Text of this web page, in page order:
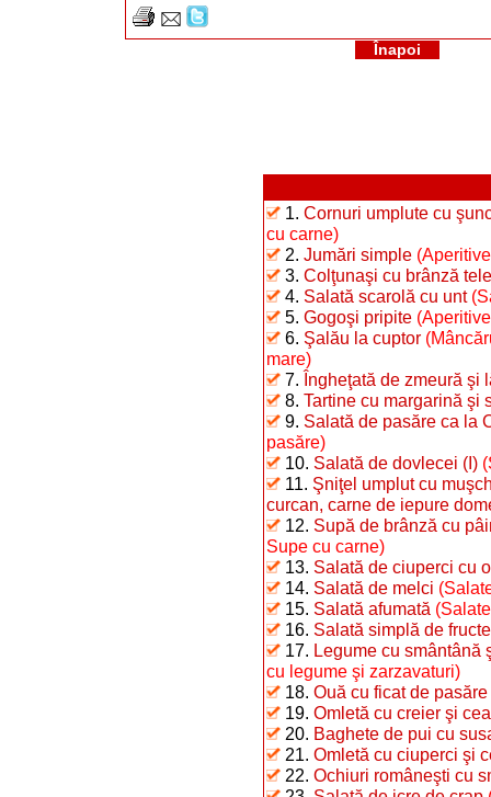
Înapoi
1. Cornuri umplute cu
cu carne)
2. Jumări simple
3. Colţunaşi cu brânză
4. Salată scarolă cu unt
5. Gogoşi pripite
6. Şalău la cuptor
mare)
7. Îngheţată de zmeură şi
8. Tartine cu margarină şi
9. Salată de pasăre ca la
pasăre)
10. Salată de dovlecei (I)
11. Şniţel umplut cu
curcan, carne de iepure
12. Supă de brânză cu
Supe cu carne)
13. Salată de ciuperci cu
14. Salată de melci
15. Salată afumată
16. Salată simplă de fructe
17. Legume cu smântână
cu legume şi zarzavaturi)
18. Ouă cu ficat de pasăre
19. Omletă cu creier şi
20. Baghete de pui cu
21. Omletă cu ciuperci şi
22. Ochiuri româneşti cu